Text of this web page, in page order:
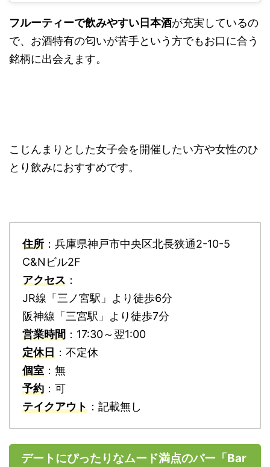
フルーティーで飲みやすい日本酒が充実しているの
で、お酒特有の匂いが苦手という方でもお口に合う
銘柄に出会えます。
こじんまりとした女子会を開催したい方や女性のひ
とり飲みにおすすめです。
住所 ：兵庫県神戸市中央区北長狭通2-10-5
C&Nビル2F
アクセス ：
JR線「三ノ宮駅」より徒歩6分
阪神線「三宮駅」より徒歩7分
営業時間 ：17:30～翌1:00
定休日 ：不定休
個室 ：無
予約 ：可
テイクアウト ：記載無し
デートにぴったりなムード満点のバー「Bar